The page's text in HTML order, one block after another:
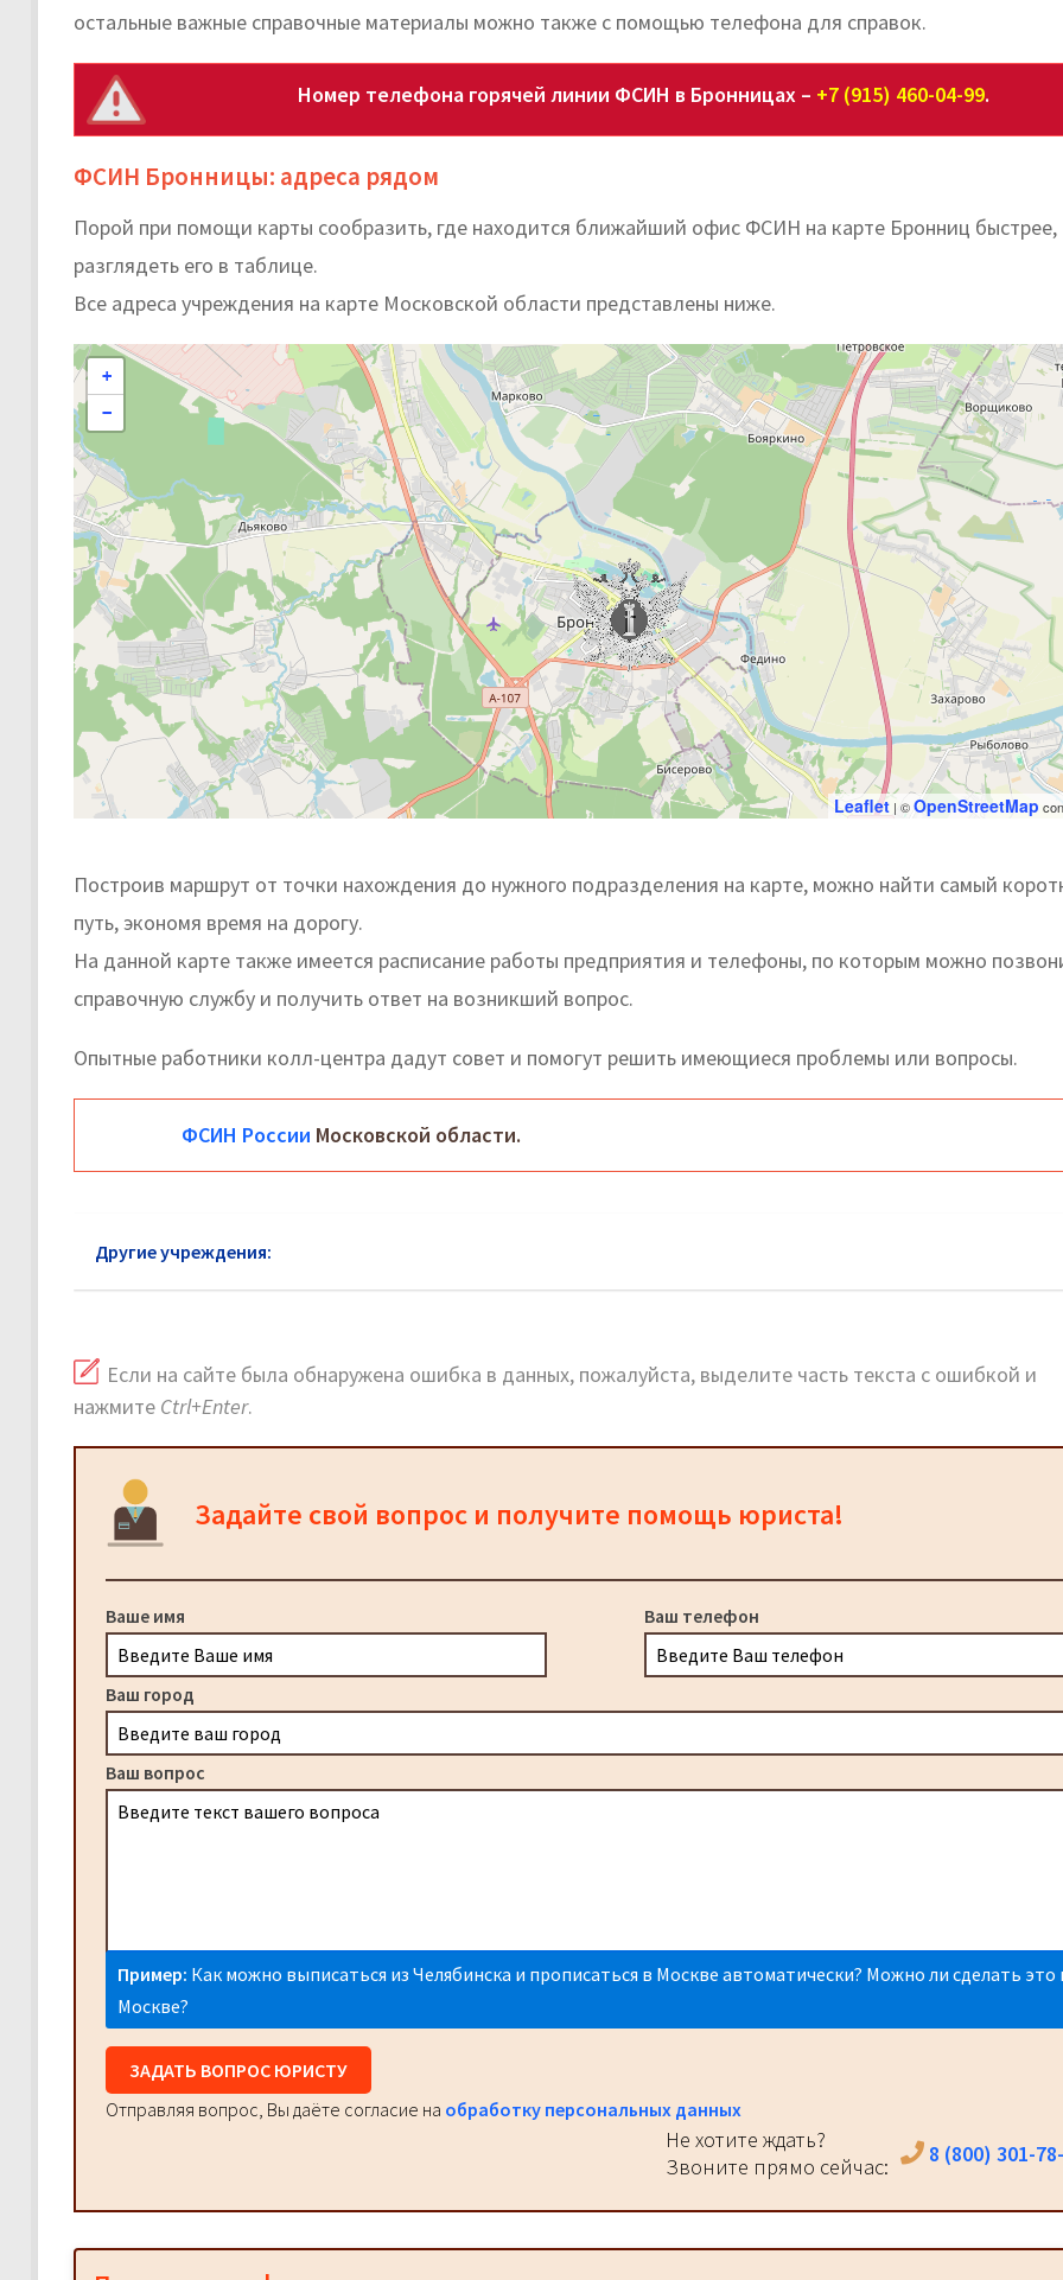
остальные важные справочные материалы можно также с помощью телефона для справок.
Номер телефона горячей линии ФСИН в Бронницах – +7 (915) 460-04-99.
ФСИН Бронницы: адреса рядом
Порой при помощи карты сообразить, где находится ближайший офис ФСИН на карте Бронниц быстрее,
разглядеть его в таблице.
Все адреса учреждения на карте Московской области представлены ниже.
+
−
Leaflet | ©OpenStreetMap
Построив маршрут от точки нахождения до нужного подразделения на карте, можно найти самый
путь, экономя время на дорогу.
На данной карте также имеется расписание работы предприятия и телефоны, по которым можно
справочную службу и получить ответ на возникший вопрос.
Опытные работники колл-центра дадут совет и помогут решить имеющиеся проблемы или вопросы.
ФСИН России Московской области.
Другие учреждения:
Если на сайте была обнаружена ошибка в данных, пожалуйста, выделите часть текста с ошибкой и
нажмите Ctrl+Enter.
Задайте свой вопрос и получите помощь юриста!
Ваше имя Ваш телефон
Ваш город
Ваш вопрос
Пример: Как можно выписаться из Челябинска и прописаться в Москве автоматически? Можно ли сделать это
Москве?
ЗАДАТЬ ВОПРОС ЮРИСТУ
Отправляя вопрос, Вы даёте согласие на обработку персональных данных
Не хотите ждать?
Звоните прямо сейчас:
8 (800) 301-